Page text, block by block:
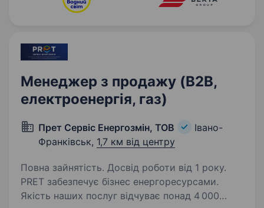
Менеджер з продажу (B2B,
електроенергія, газ)
Прет Сервіс Енергозмін, ТОВ
Івано-
Франківськ, 1,7 км від центру
Повна зайнятість. Досвід роботи від 1 року.
PRET забезпечує бізнес енергоресурсами.
Якість наших послуг відчуває понад 4 000